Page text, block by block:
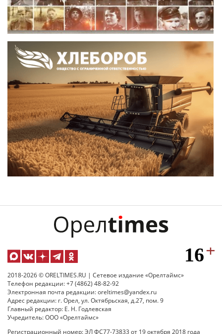
2018-2026 © ORELTIMES.RU | Сетевое издание «Орелтаймс»
Телефон редакции: +7 (4862) 48-82-92
Электронная почта редакции: oreltimes@yandex.ru
Адрес редакции: г. Орел, ул. Октябрьская, д.27, пом. 9
Главный редактор: Е. Н. Годлевская
Учредитель: ООО «Орелтаймс»
Регистрационный номер: ЭЛ ФС77-73833 от 19 октября 2018 года